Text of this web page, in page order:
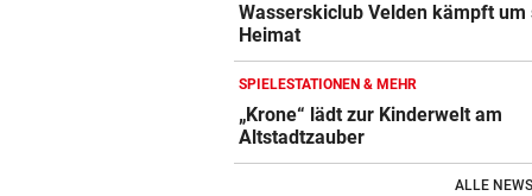
Wasserskiclub Velden kämpft um
Heimat
SPIELESTATIONEN & MEHR
„Krone“ lädt zur Kinderwelt am
Altstadtzauber
ALLE